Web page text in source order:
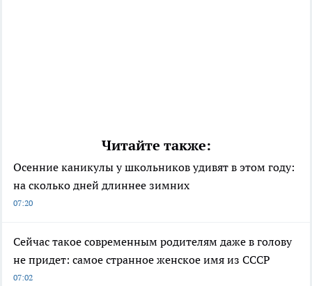
Читайте также:
Осенние каникулы у школьников удивят в этом году:
на сколько дней длиннее зимних
07:20
Сейчас такое современным родителям даже в голову
не придет: самое странное женское имя из СССР
07:02